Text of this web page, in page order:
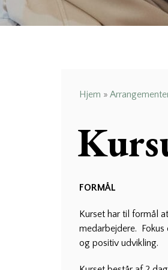
Hjem »
FORMÅL
Kurset har til formål
medarbejdere.
og positiv udvikling.